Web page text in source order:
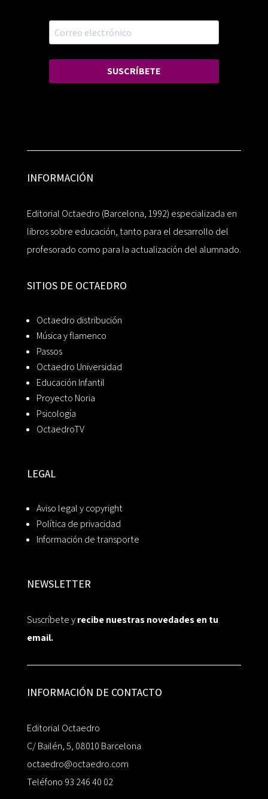
SUSCRÍBETE
INFORMACIÓN
Editorial Octaedro (Barcelona, 1992) especializada en
libros sobre educación, tanto para el desarrollo del
profesorado como para la actualización del alumnado.
SITIOS DE OCTAEDRO
Octaedro distribución
Música y flamenco
Passos
Octaedro Universidad
Educación Infantil
Proyecto Noria
Psicología
OctaedroTV
LEGAL
Aviso legal y copyright
Política de privacidad
Información de transporte
NEWSLETTER
Suscríbete yrecibe nuestras novedades en tu
email.
INFORMACIÓN DE CONTACTO
Editorial Octaedro
C/ Bailén, 5, 08010 Barcelona
octaedro@octaedro.com
Teléfono 93 246 40 02